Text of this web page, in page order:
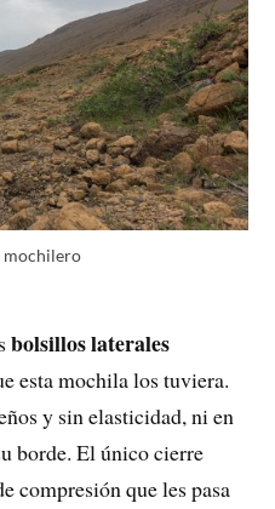
mochilero
bolsillos laterales
esta mochila los tuviera.
y sin elasticidad, ni en
borde. El único cierre
compresión que les pasa